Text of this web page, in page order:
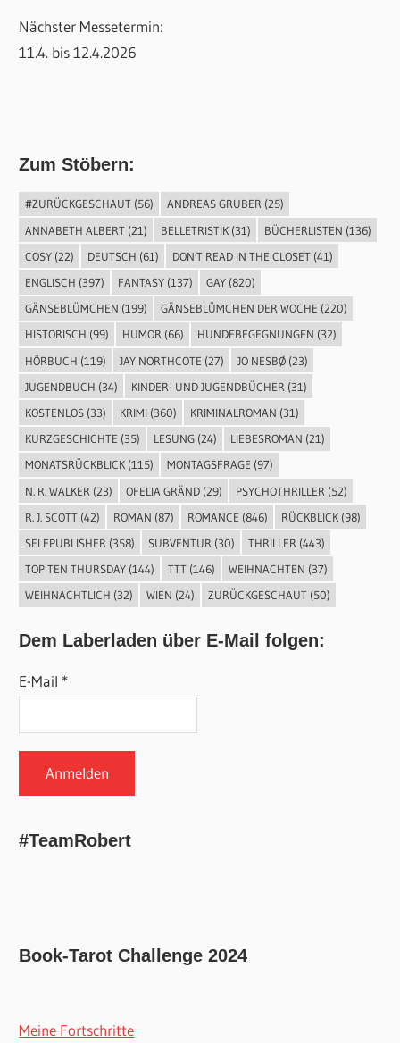
Nächster Messetermin:
11.4. bis 12.4.2026
Zum Stöbern:
#ZURÜCKGESCHAUT(56) ANDREAS GRUBER(25)
ANNABETH ALBERT(21) BELLETRISTIK(31) BÜCHERLISTEN (136)
COSY(22) DEUTSCH (61) DON'T READ IN THE CLOSET(41)
ENGLISCH (397) FANTASY(137) GAY(820)
GÄNSEBLÜMCHEN (199) GÄNSEBLÜMCHEN DER WOCHE (220)
HISTORISCH (99) HUMOR(66) HUNDEBEGEGNUNGEN (32)
HÖRBUCH (119) JAY NORTHCOTE (27) JO NESBØ(23)
JUGENDBUCH (34) KINDER- UND JUGENDBÜCHER (31)
KOSTENLOS(33) KRIMI(360) KRIMINALROMAN (31)
KURZGESCHICHTE (35) LESUNG(24) LIEBESROMAN (21)
MONATSRÜCKBLICK(115) MONTAGSFRAGE (97)
N. R. WALKER (23) OFELIA GRÄND(29) PSYCHOTHRILLER (52)
R. J. SCOTT(42) ROMAN (87) ROMANCE (846) RÜCKBLICK(98)
SELFPUBLISHER (358) SUBVENTUR (30) THRILLER (443)
TOP TEN THURSDAY(144) TTT(146) WEIHNACHTEN (37)
WEIHNACHTLICH (32) WIEN (24) ZURÜCKGESCHAUT(50)
Dem Laberladen über E-Mail folgen:
E-Mail *
#TeamRobert
Book-Tarot Challenge 2024
Meine Fortschritte